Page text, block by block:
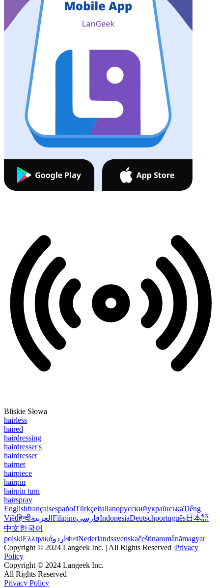
Bliskie Słowa
hairless
haired
hairdressing
hairdresser's
hairdresser
hairnet
hairpiece
hairpin
hairpin turn
hairspray
EnglishfrançaisespañolTürkçeitalianoрусскийукраїнськаTiếng
Việtहिन्दीالعربية FilipinoفارسیIndonesiaDeutschportuguês日本語
中文한국어
polskiΕλληνικάاردو বাংলাNederlandssvenskačeštinaromânămagyar
Copyright © 2024 Langeek Inc. | All Rights Reserved |Privacy
Policy
Copyright © 2024 Langeek Inc.
All Rights Reserved
Privacy Policy